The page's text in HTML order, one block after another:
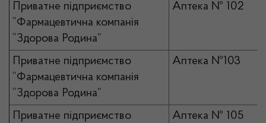
Приватне підприємство
“Фармацевтична компанія
“Здорова Родина”
Аптека № 102
Приватне підприємство
“Фармацевтична компанія
“Здорова Родина”
Аптека №103
Приватне підприємство
Аптека № 105